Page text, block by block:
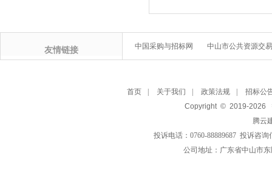
友情链接 中国采购与招标网 中山市公共资源交
首页 关于我们 政策法规
招标公
Copyright © 2019-2026
腾云
投诉电话：0760-88889687 投诉咨
公司地址：广东省中山市